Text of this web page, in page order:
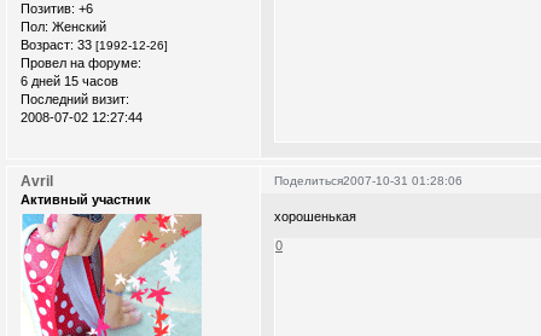
Позитив: +6
Пол: Женский
Возраст: 33 [1992-12-26]
Провел на форуме:
6 дней 15 часов
Последний визит:
2008-07-02 12:27:44
Поделиться2007-10-31 01:28:06
Avril
Активный участник
хорошенькая
0